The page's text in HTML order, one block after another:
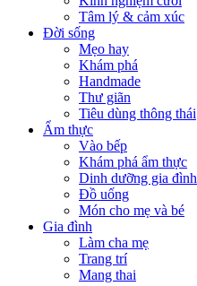
Tâm lý & cảm xúc
Đời sống
Mẹo hay
Khám phá
Handmade
Thư giãn
Tiêu dùng thông thái
Ẩm thực
Vào bếp
Khám phá ẩm thực
Dinh dưỡng gia đình
Đồ uống
Món cho mẹ và bé
Gia đình
Làm cha mẹ
Trang trí
Mang thai